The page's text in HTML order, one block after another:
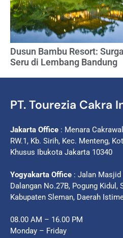
Dusun Bambu Resort:
Seru di Lembang Bandung
PT. Tourezia Cakra
Jakarta Office : Menara
RW.1, Kb. Sirih, Kec. Menteng,
Khusus Ibukota Jakarta 10340
Yogyakarta Office : Jalan Masjid
Dalangan No.27B, Pogung Kidul,
Kabupaten Sleman, Daerah
08.00 AM – 16.00 PM
Monday – Friday